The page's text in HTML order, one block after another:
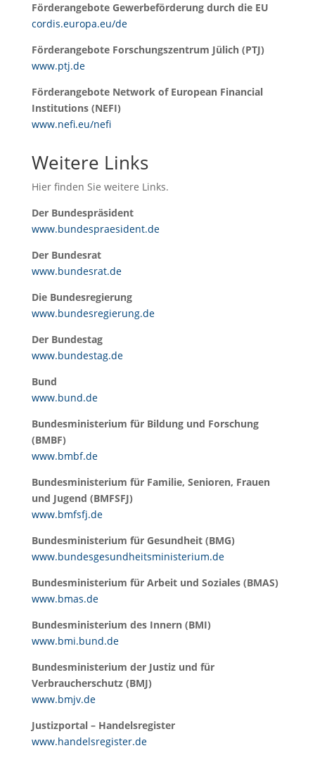
Förderangebote Gewerbeförderung durch die EU
cordis.europa.eu/de
Förderangebote Forschungszentrum Jülich (PTJ)
www.ptj.de
Förderangebote Network of European Financial
Institutions (NEFI)
www.nefi.eu/nefi
Weitere Links
Hier finden Sie weitere Links.
Der Bundespräsident
www.bundespraesident.de
Der Bundesrat
www.bundesrat.de
Die Bundesregierung
www.bundesregierung.de
Der Bundestag
www.bundestag.de
Bund
www.bund.de
Bundesministerium für Bildung und Forschung
(BMBF)
www.bmbf.de
Bundesministerium für Familie, Senioren, Frauen
und Jugend (BMFSFJ)
www.bmfsfj.de
Bundesministerium für Gesundheit (BMG)
www.bundesgesundheitsministerium.de
Bundesministerium für Arbeit und Soziales (BMAS)
www.bmas.de
Bundesministerium des Innern (BMI)
www.bmi.bund.de
Bundesministerium der Justiz und für
Verbraucherschutz (BMJ)
www.bmjv.de
Justizportal – Handelsregister
www.handelsregister.de